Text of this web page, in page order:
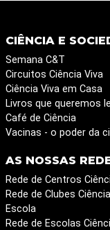
CIÊNCIA E
Semana C&T
Circuitos Ciência Viva
Ciência Viva em Casa
Livros que queremos
Café de Ciência
Vacinas - o poder da
AS NOSSAS
Rede de Centros
Rede de Clubes
Escola
Rede de Escolas